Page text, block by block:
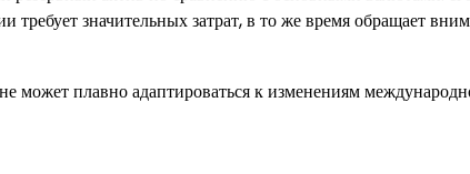
требует значительных затрат, в то же время обращает
может плавно адаптироваться к изменениям